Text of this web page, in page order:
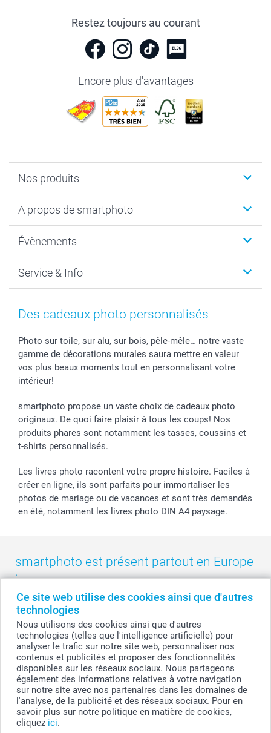
Ce site web utilise des cookies ainsi que d'autres
technologies
Nous utilisons des cookies ainsi que d'autres
technologies (telles que l'intelligence artificielle) pour
analyser le trafic sur notre site web, personnaliser nos
contenus et publicités et proposer des fonctionnalités
disponibles sur les réseaux sociaux. Nous partageons
également des informations relatives à votre navigation
sur notre site avec nos partenaires dans les domaines de
l'analyse, de la publicité et des réseaux sociaux. Pour en
savoir plus sur notre politique en matière de cookies,
cliquez ici.
Restez toujours au courant
Encore plus d'avantages
Nos produits
Cadeaux photo
MyNameBook
Développement photo & Tirage photo
Cadres photo & accessoires déco
Stickers & Etiquettes
Chèque Cadeau
A propos de smartphoto
Durabilité
Gestion des cookies
Mentions Légales
Affiliation
Investor Relations
B2B smartbusiness
Évènements
Nouvel An
Fête des Mères
Confirmation ou communion
Mariage
Fête d'anniversaire
Tous les évènements
Service & Info
Tarifs et frais de livraison
Livraison en 48 heures
Modes de Paiement
Identifiez-vous
Statut de ma commande
smarfriends
smartgarantie
smartbonus
Des cadeaux photo personnalisés
Photo sur toile, sur alu, sur bois, pêle-mêle… notre vaste
gamme de décorations murales saura mettre en valeur
vos plus beaux moments tout en personnalisant votre
intérieur!
smartphoto propose un vaste choix de cadeaux photo
originaux. De quoi faire plaisir à tous les coups! Nos
produits phares sont notamment les tasses, coussins et
t-shirts personnalisés.
Les livres photo racontent votre propre histoire. Faciles à
créer en ligne, ils sont parfaits pour immortaliser les
photos de mariage ou de vacances et sont très demandés
en été, notamment les livres photo DIN A4 paysage.
smartphoto est présent partout en Europe
:
België - Belgique - Danmark - Deutschland - France - Ireland
- Nederland - Norge
Switzerland - Suomi - Sverige - United Kingdom
Other Countries
Tous les prix sont en francs suisses (CHF), TVA incluse et hors frais de port.